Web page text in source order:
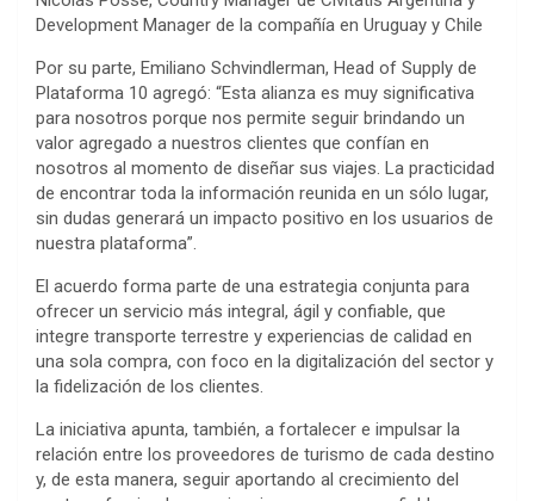
Development Manager de la compañía en Uruguay y Chile
Por su parte, Emiliano Schvindlerman, Head of Supply de
Plataforma 10 agregó: “Esta alianza es muy significativa
para nosotros porque nos permite seguir brindando un
valor agregado a nuestros clientes que confían en
nosotros al momento de diseñar sus viajes. La practicidad
de encontrar toda la información reunida en un sólo lugar,
sin dudas generará un impacto positivo en los usuarios de
nuestra plataforma”.
El acuerdo forma parte de una estrategia conjunta para
ofrecer un servicio más integral, ágil y confiable, que
integre transporte terrestre y experiencias de calidad en
una sola compra, con foco en la digitalización del sector y
la fidelización de los clientes.
La iniciativa apunta, también, a fortalecer e impulsar la
relación entre los proveedores de turismo de cada destino
y, de esta manera, seguir aportando al crecimiento del